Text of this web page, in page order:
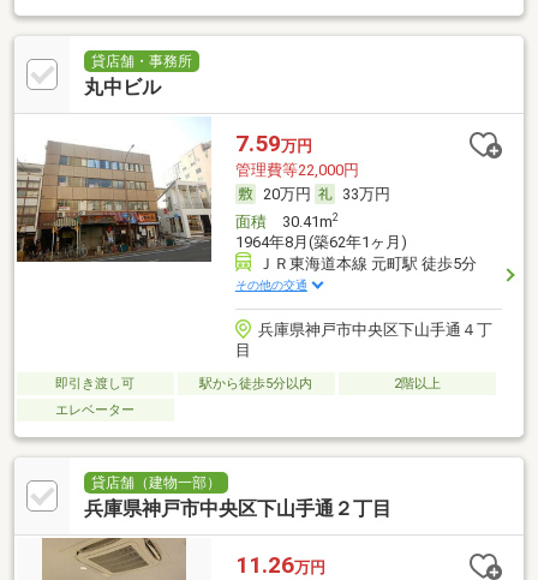
貸店舗・事務所
丸中ビル
7.59万円
管理費等22,000円
20万円
33万円
面積30.41m2
1964年8月(築62年1ヶ月)
ＪＲ東海道本線 元町駅 徒歩5分
その他の交通
兵庫県神戸市中央区下山手通４丁
目
即引き渡し可 駅から徒歩5分以内
2階以上
エレベーター
貸店舗（建物一部）
兵庫県神戸市中央区下山手通２丁目
11.26万円